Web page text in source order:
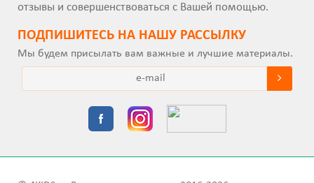
отзывы и совершенствоваться с Вашей помощью.
ПОДПИШИТEСЬ НА НАШУ РАССЫЛКУ
Мы будем присылать вам важные и лучшие материалы.